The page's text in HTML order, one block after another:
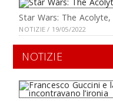
Star Wars: The
NOTIZIE / 19/05/2022
NOTIZIE